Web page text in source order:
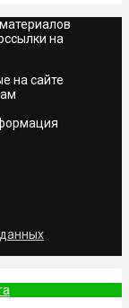
на
на сайте